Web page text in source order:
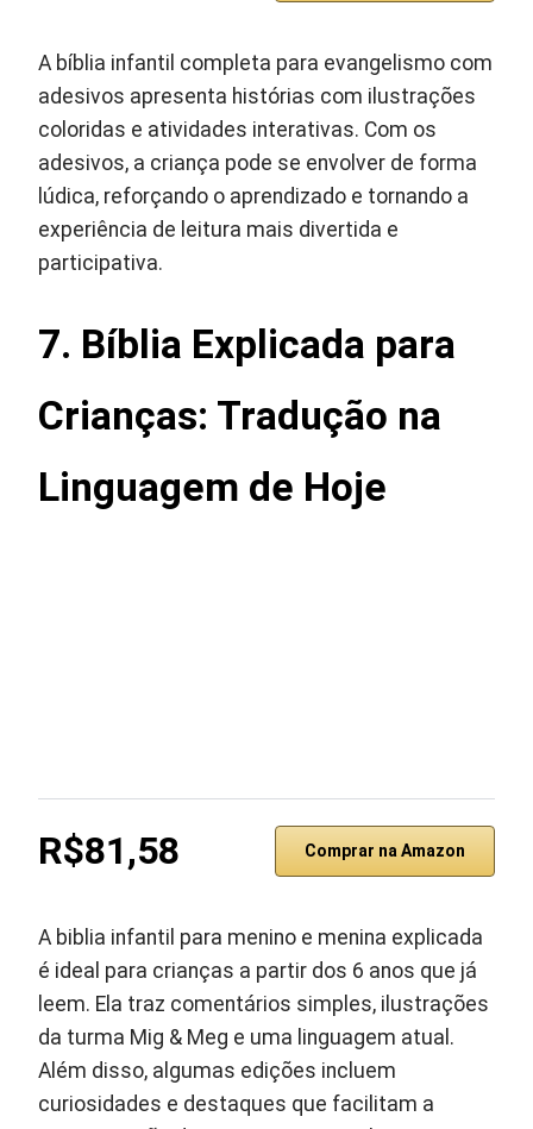
A bíblia infantil completa para evangelismo com
adesivos apresenta histórias com ilustrações
coloridas e atividades interativas. Com os
adesivos, a criança pode se envolver de forma
lúdica, reforçando o aprendizado e tornando a
experiência de leitura mais divertida e
participativa.
7. Bíblia Explicada para
Crianças: Tradução na
Linguagem de Hoje
R$81,58 Comprar na Amazon
A biblia infantil para menino e menina explicada
é ideal para crianças a partir dos 6 anos que já
leem. Ela traz comentários simples, ilustrações
da turma Mig & Meg e uma linguagem atual.
Além disso, algumas edições incluem
curiosidades e destaques que facilitam a